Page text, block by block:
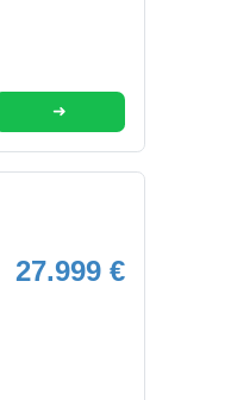
➜
27.999 €